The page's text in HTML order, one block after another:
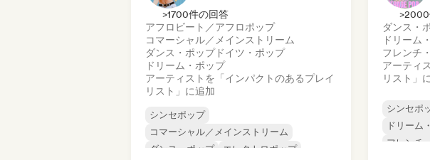
>1700件の回答
アフロビート／アフロポップ
コマーシャル／メインストリーム
ダンス・ポップドイツ・ポップ
ドリーム・ポップ
アーティストを「インパクトのあるプレイ
リスト」に追加
シンセポップ
コマーシャル／メインストリーム
ダンス・ポップ
エレクトロポップ
ダンス・
ドリーム
フレンチ
アーティ
リスト」
シンセポ
ドリーム
フレンチ